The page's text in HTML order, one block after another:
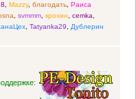
, Mazzy, благодать, Раиса
, svmmm, крохин, cemka,
, Tatyanka29, Дублерин